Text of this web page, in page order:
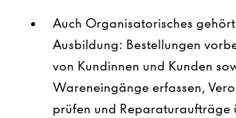
Auch Organisatorisches
Ausbildung: Bestellungen
von Kundinnen und Kunden
Wareneingänge erfassen,
prüfen und Reparaturaufträge